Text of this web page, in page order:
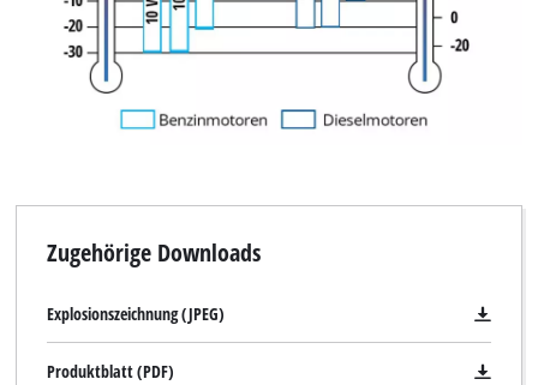
Zugehörige Downloads
Explosionszeichnung (JPEG)
Produktblatt (PDF)